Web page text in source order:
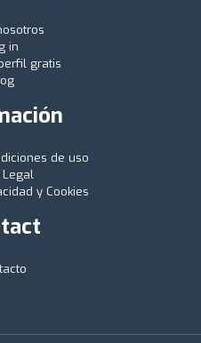
in
gratis
de uso
Legal
y Cookies